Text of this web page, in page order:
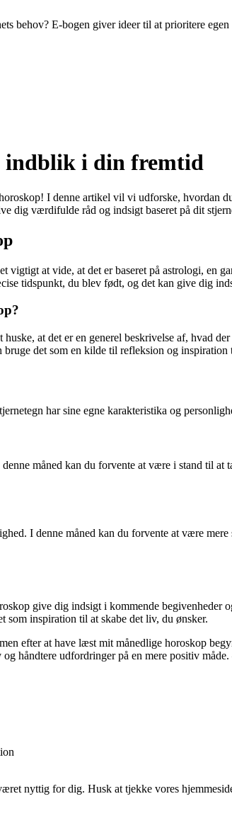
behov? E-bogen giver ideer til at prioritere
indblik i din fremtid
I denne artikel vil vi udforske,
dig værdifulde råd og indsigt baseret på dit
vigtigt at vide, at det er baseret på astrologi, en
tidspunkt, du blev født, og det kan give dig
at det er en generel beskrivelse af, hvad
det som en kilde til refleksion og
har sine egne karakteristika og
måned kan du forvente at være i stand til
I denne måned kan du forvente at være
give dig indsigt i kommende
som inspiration til at skabe det liv, du ønsker.
efter at have læst mit månedlige horoskop
håndtere udfordringer på en mere positiv
nyttig for dig. Husk at tjekke vores